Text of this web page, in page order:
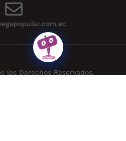
los Derechos Reservados.